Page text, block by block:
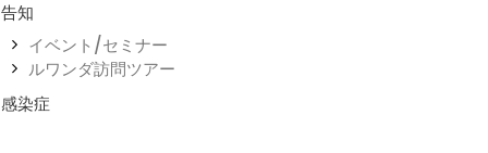
告知
イベント/セミナー
ルワンダ訪問ツアー
感染症